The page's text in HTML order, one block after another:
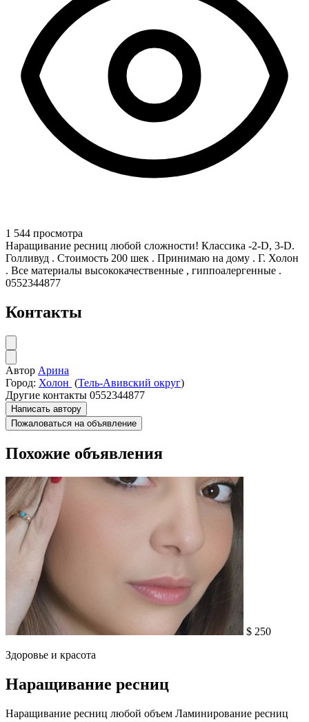
1 544 просмотра
Наращивание ресниц любой сложности! Классика -2-D, 3-D.
Голливуд . Стоимость 200 шек . Принимаю на дому . Г. Холон
. Все материалы высококачественные , гиппоалергенные .
0552344877
Контакты
Автор Арина
Город: Холон (Тель-Авивский округ)
Другие контакты 0552344877
Написать автору
Пожаловаться на объявление
Похожие объявления
$ 250
Здоровье и красота
Наращивание ресниц
Наращивание ресниц любой объем Ламинирование ресниц